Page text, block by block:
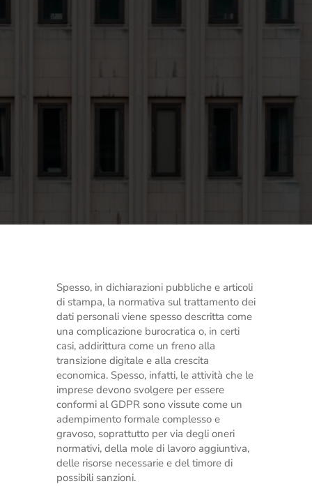
Spesso, in dichiarazioni pubbliche e articoli
di stampa, la normativa sul trattamento dei
dati personali viene spesso descritta come
una complicazione burocratica o, in certi
casi, addirittura come un freno alla
transizione digitale e alla crescita
economica. Spesso, infatti, le attività che le
imprese devono svolgere per essere
conformi al GDPR sono vissute come un
adempimento formale complesso e
gravoso, soprattutto per via degli oneri
normativi, della mole di lavoro aggiuntiva,
delle risorse necessarie e del timore di
possibili sanzioni.